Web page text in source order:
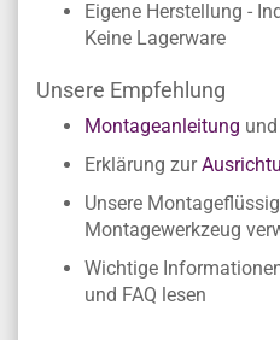
Eigene Herstellung -
Keine Lagerware
Unsere Empfehlung
Montageanleitung und
Erklärung zur
Unsere
Montagewerkzeug
Wichtige
und FAQ lesen